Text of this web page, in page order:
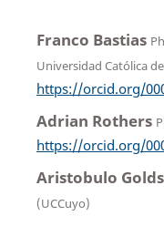
Franco Bastias
Universidad Católica
https://orcid.org/
Adrian Rothers
https://orcid.org/
Aristobulo
(UCCuyo)